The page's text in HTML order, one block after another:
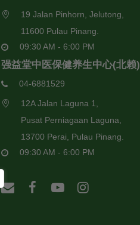
19 Jalan Pinhorn, Jelutong,
11600 Pulau Pinang.
09:30 AM - 6:00 PM
强益堂中医保健养生中心(北赖)
04-6881529
12A Jalan Laguna 1,
Pusat Perniagaan Laguna,
13700 Perai, Pulau Pinang.
09:30 AM - 6:00 PM